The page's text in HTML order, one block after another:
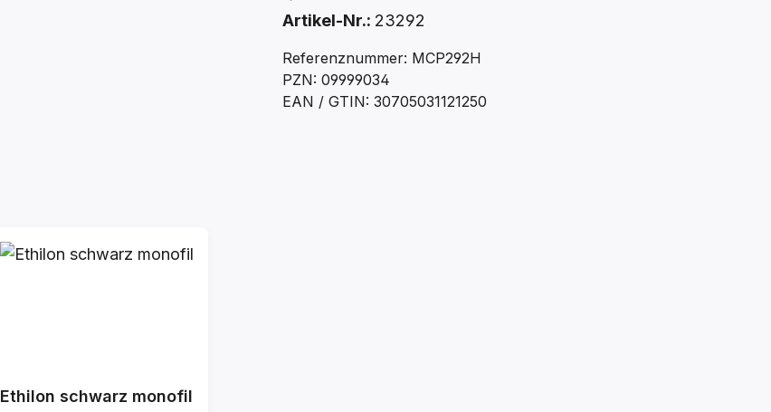
Artikel-Nr.: 23292
Referenznummer: MCP292H
PZN: 09999034
EAN / GTIN: 30705031121250
Ethilon schwarz monofil